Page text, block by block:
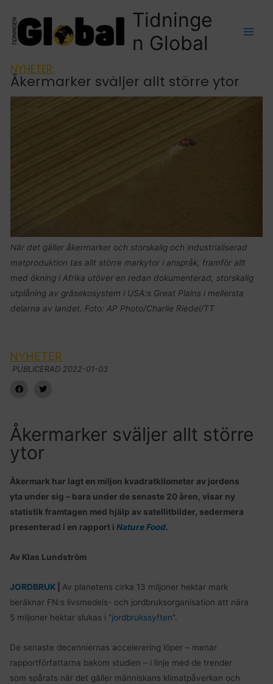
Tidninge
n Global
NYHETER:
Åkermarker sväljer allt större ytor
När det gäller åkermarker och storskalig och industrialiserad
matproduktion tas allt större markytor i anspråk, framför allt
med ökning i Afrika utöver en redan dokumenterad, storskalig
utplåning av gräsekosystem i USA:s Great Plains i mellersta
delarna av landet. Foto: AP Photo/Charlie Riedel/TT
NYHETER
PUBLICERAD 2022-01-03
Åkermarker sväljer allt större
ytor
Åkermark har lagt en miljon kvadratkilometer av jordens
yta under sig – bara under de senaste 20 åren, visar ny
statistik framtagen med hjälp av satellitbilder, sedermera
presenterad i en rapport iNature Food.
Av Klas Lundström
JORDBRUK
Av planetens cirka 13 miljoner hektar mark
beräknar FN:s livsmedels- och jordbruksorganisation att nära
5 miljoner hektar slukas i ”jordbrukssyften”.
De senaste decenniernas accelerering löper – menar
rapportförfattarna bakom studien – i linje med de trender
som spårats när det gäller människans klimatpåverkan och